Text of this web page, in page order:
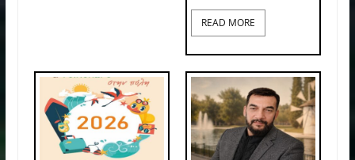
READ MORE